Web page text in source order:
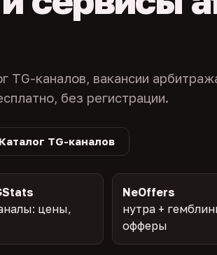
TG-каналов, вакансии
без регистрации.
TG-каналов
цены,
NeOffers
нутра +
офферы